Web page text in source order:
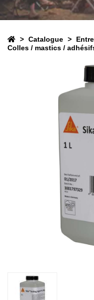
Catalogue
Colles / mastics /